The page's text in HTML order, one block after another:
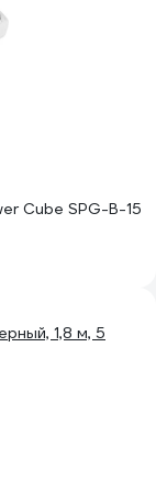
Cube SPG-B-15